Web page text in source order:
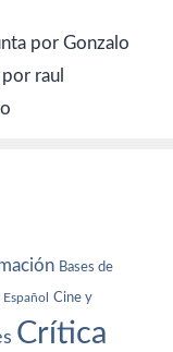
por Gonzalo
raul
Bases de
Español Cine y
Crítica